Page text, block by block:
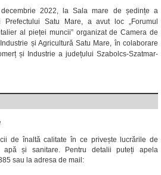
2022, la Sala mare de ședințe a
Prefectului Satu Mare, a avut loc „Forumul
al pieței muncii” organizat de Camera de
și Agricultură Satu Mare, în colaborare
și Industrie a județului Szabolcs-Szatmar-
de înaltă calitate în ce privește lucrările de
și sanitare. Pentru detalii puteți apela
sau la adresa de mail: